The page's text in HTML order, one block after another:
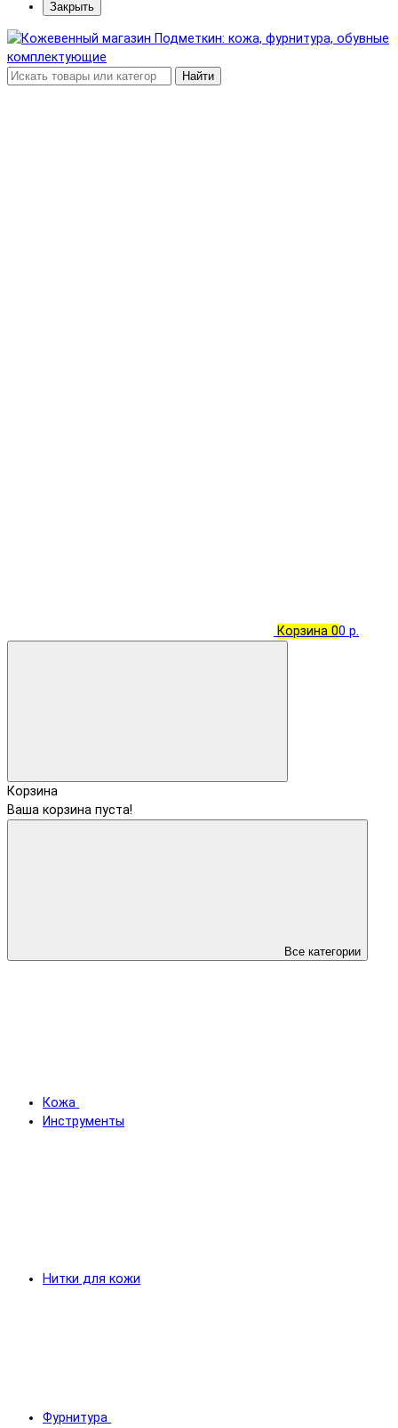
Закрыть
Найти
Корзина 00 р.
Корзина
Ваша корзина пуста!
Все категории
Кожа
Инструменты
Нитки для кожи
Фурнитура